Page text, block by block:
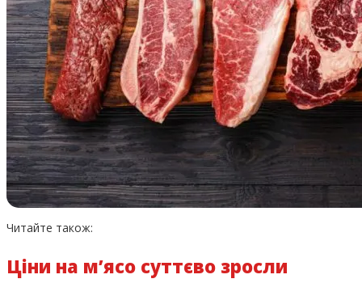
Читайте також:
Ціни на м’ясо суттєво зросли